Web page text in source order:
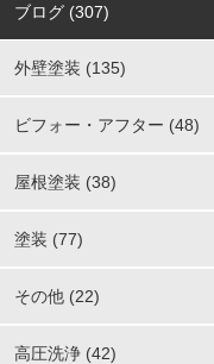
ブログ (307)
外壁塗装 (135)
ビフォー・アフター (48)
屋根塗装 (38)
塗装 (77)
その他 (22)
高圧洗浄 (42)